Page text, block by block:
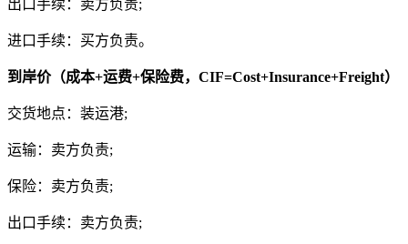
出口手续：卖方负责;
进口手续：买方负责。
到岸价（成本+运费+保险费，CIF=Cost+Insurance+Freight）
交货地点：装运港;
运输：卖方负责;
保险：卖方负责;
出口手续：卖方负责;